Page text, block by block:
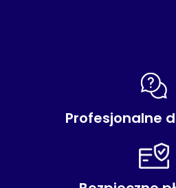
Profesjonalne